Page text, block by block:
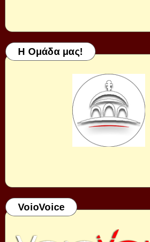
Η Ομάδα μας!
VoioVoice